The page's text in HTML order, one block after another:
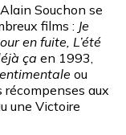
Souchon se
films : Je
en fuite, L’été
ça en 1993,
ou
récompenses aux
une Victoire